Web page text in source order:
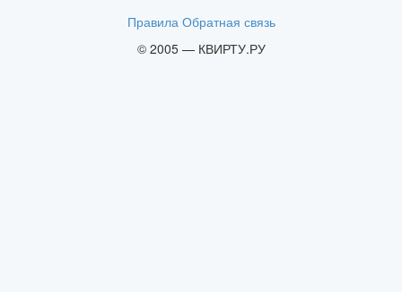
Правила Обратная связь
© 2005 — КВИРТУ.РУ